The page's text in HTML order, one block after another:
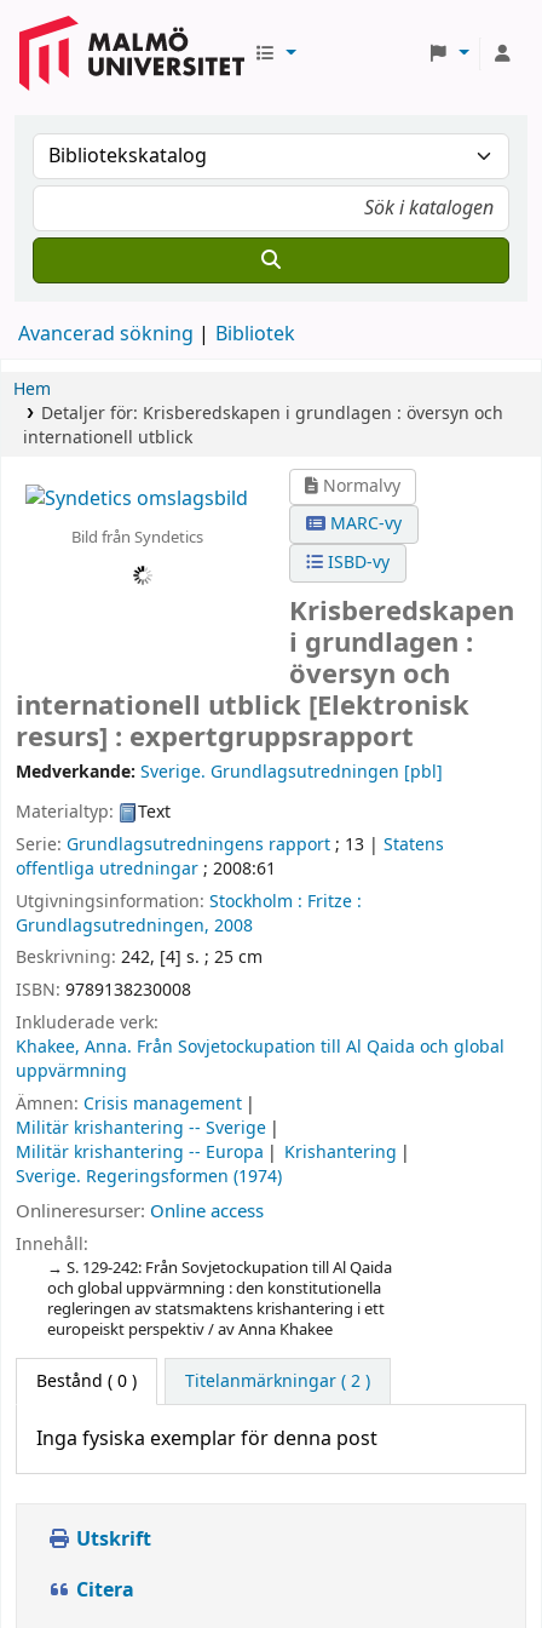
Avancerad sökning Bibliotek
Hem
Detaljer för: Krisberedskapen i grundlagen : översyn och
internationell utblick
Bild från Syndetics
Normalvy
MARC-vy
ISBD-vy
Krisberedskapen
i grundlagen :
översyn och
internationell utblick [Elektronisk
resurs] : expertgruppsrapport
Medverkande: Sverige. Grundlagsutredningen [pbl]
Materialtyp:
Text
Serie: Grundlagsutredningens rapport; 13 | Statens
offentliga utredningar; 2008:61
Utgivningsinformation: Stockholm : Fritze :
Grundlagsutredningen, 2008
Beskrivning: 242, [4] s. ; 25 cm
ISBN: 9789138230008
Inkluderade verk:
Khakee, Anna. Från Sovjetockupation till Al Qaida och global
uppvärmning
Ämnen: Crisis management
Militär krishantering -- Sverige
Militär krishantering -- Europa
Krishantering
Sverige. Regeringsformen (1974)
Onlineresurser: Online access
Innehåll:
S. 129-242: Från Sovjetockupation till Al Qaida
och global uppvärmning : den konstitutionella
regleringen av statsmaktens krishantering i ett
europeiskt perspektiv / av Anna Khakee
Bestånd ( 0 ) Titelanmärkningar ( 2 )
Inga fysiska exemplar för denna post
Utskrift
Citera